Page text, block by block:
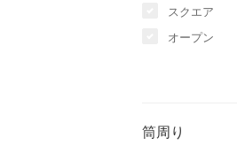
スクエア
オープン
筒周り